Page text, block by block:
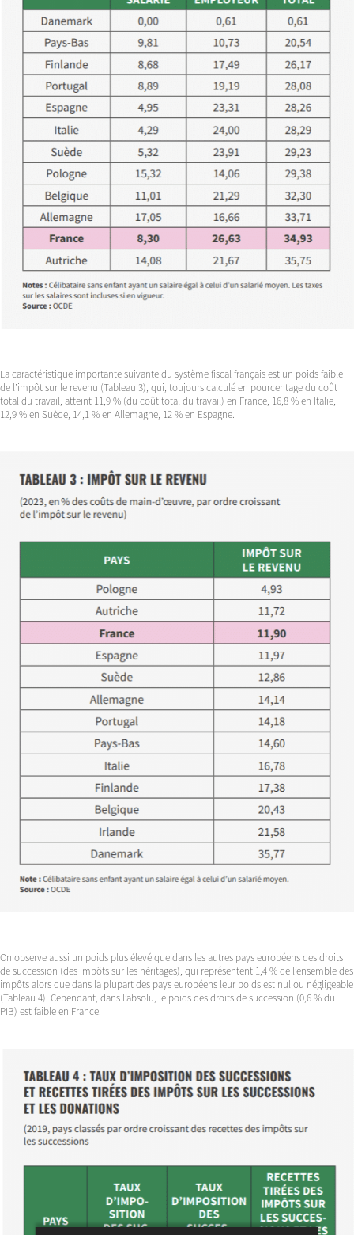
La caractéristique importante suivante du système fiscal français est un poids faible
de l’impôt sur le revenu (Tableau 3), qui, toujours calculé en pourcentage du coût
total du travail, atteint 11,9 % (du coût total du travail) en France, 16,8 % en Italie,
12,9 % en Suède, 14,1 % en Allemagne, 12 % en Espagne.
On observe aussi un poids plus élevé que dans les autres pays européens des droits
de succession (des impôts sur les héritages), qui représentent 1,4 % de l’ensemble des
impôts alors que dans la plupart des pays européens leur poids est nul ou négligeable
(Tableau 4). Cependant, dans l’absolu, le poids des droits de succession (0,6 % du
PIB) est faible en France.